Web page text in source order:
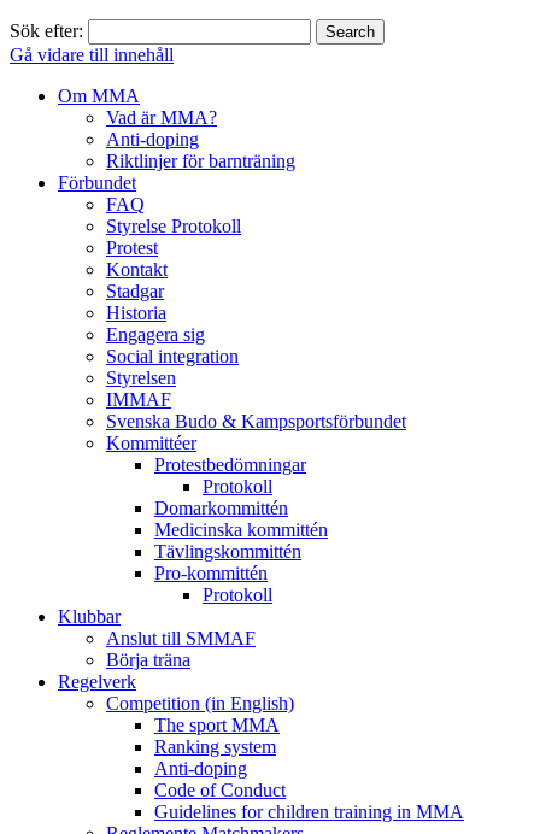
Sök efter:
Gå vidare till innehåll
Om MMA
Vad är MMA?
Anti-doping
Riktlinjer för barnträning
Förbundet
FAQ
Styrelse Protokoll
Protest
Kontakt
Stadgar
Historia
Engagera sig
Social integration
Styrelsen
IMMAF
Svenska Budo & Kampsportsförbundet
Kommittéer
Protestbedömningar
Protokoll
Domarkommittén
Medicinska kommittén
Tävlingskommittén
Pro-kommittén
Protokoll
Klubbar
Anslut till SMMAF
Börja träna
Regelverk
Competition (in English)
The sport MMA
Ranking system
Anti-doping
Code of Conduct
Guidelines for children training in MMA